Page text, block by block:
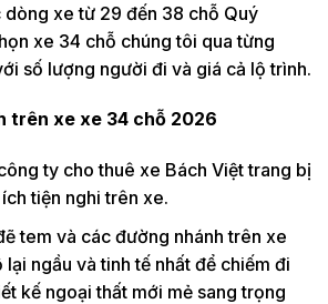
xe từ 29 đến 38 chỗ Quý
xe 34 chỗ chúng tôi qua từng
số lượng người đi và giá cả lộ trình.
trên xe xe 34 chỗ 2026
ty cho thuê xe Bách Việt trang bị
tiện nghi trên xe.
tem và các đường nhánh trên xe
ngầu và tinh tế nhất để chiếm đi
kế ngoại thất mới mẻ sang trọng